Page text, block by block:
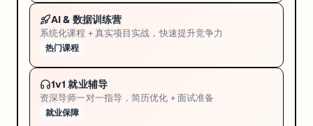
AI & 数据训练营
系统化课程 + 真实项目实战，快速提升竞争力
热门课程
1v1 就业辅导
资深导师一对一指导，简历优化 + 面试准备
就业保障